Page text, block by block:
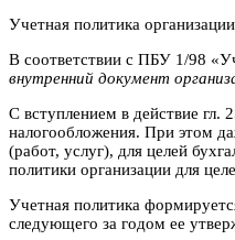
Учетная политика
В соответствии с ПБУ 1/98
внутренний документ
С вступлением в действие гл.
налогообложения. При этом
(работ, услуг), для целей
политики организации для
Учетная политика
следующего за годом ее